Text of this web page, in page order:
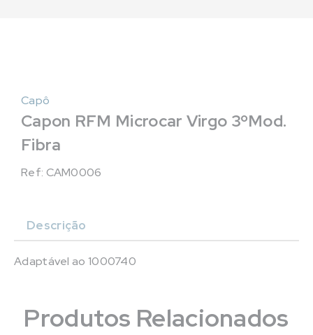
Capô
Capon RFM Microcar Virgo 3ºMod.
Fibra
Ref: CAM0006
Descrição
Adaptável ao 1000740
Produtos Relacionados